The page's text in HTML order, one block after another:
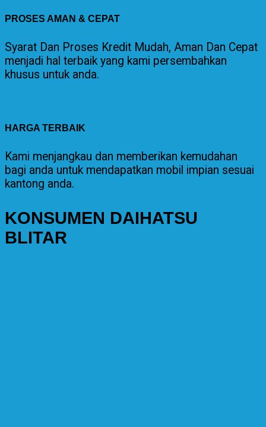
PROSES AMAN & CEPAT
Syarat Dan Proses Kredit Mudah, Aman Dan Cepat
menjadi hal terbaik yang kami persembahkan
khusus untuk anda.
HARGA TERBAIK
Kami menjangkau dan memberikan kemudahan
bagi anda untuk mendapatkan mobil impian sesuai
kantong anda.
KONSUMEN DAIHATSU
BLITAR